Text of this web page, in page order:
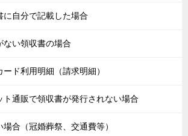
に自分で記載した場合
ない領収書の場合
ド利用明細（請求明細）
ト通販で領収書が発行されない場合
合（冠婚葬祭、交通費等）